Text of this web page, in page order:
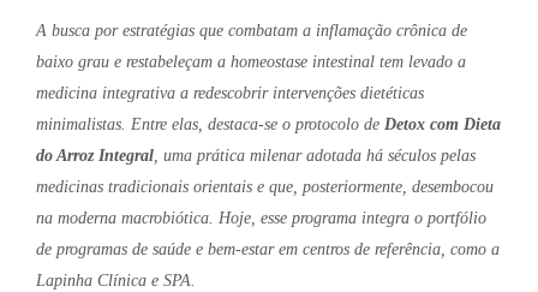
A busca por estratégias que combatam a inflamação crônica de
baixo grau e restabeleçam a homeostase intestinal tem levado a
medicina integrativa a redescobrir intervenções dietéticas
minimalistas. Entre elas, destaca-se o protocolo de Detox com Dieta
do Arroz Integral, uma prática milenar adotada há séculos pelas
medicinas tradicionais orientais e que, posteriormente, desembocou
na moderna macrobiótica. Hoje, esse programa integra o portfólio
de programas de saúde e bem-estar em centros de referência, como a
Lapinha Clínica e SPA.